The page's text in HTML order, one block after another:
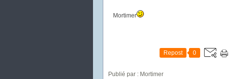
Mortimer
Repost 0
Publié par : Mortimer